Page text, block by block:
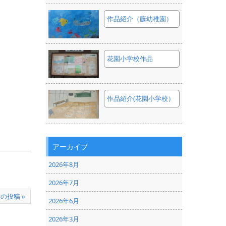
投稿 »
作品紹介（藤幼稚園）
花園小学校作品
作品紹介(花園小学校）
アーカイブ
2026年8月
2026年7月
2026年6月
2026年3月